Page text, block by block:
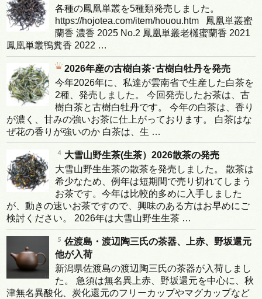
各種の鳳凰単叢を5種類発売しました。
https://hojotea.com/item/houou.htm 鳳凰単叢蜜
蘭香 濃香 2025 No.2 鳳凰単叢老欉蜜蘭香 2021
鳳凰単叢鴨糞香 2022 …
2026年産の古樹白茶･古樹白牡丹を発売
今年2026年に、私達が雲南省で生産した白茶を
2種、発売しました。 今回発売したお茶は、古
樹白茶と古樹白牡丹です。 今年の白茶は、香り
が濃く、甘みの強いお茶に仕上がっております。 白茶はな
ぜ花の香りが強いのか 白茶は、生 …
大雪山野生茶(生茶）2026散茶の発売
大雪山野生生茶の散茶を発売しました。 散茶は
希少なため、例年は短期間で売り切れてしまう
お茶です。今年は比較的多めに入手しました
が、動きの速いお茶ですので、興味のある方はお早めにご
検討ください。 2026年は大雪山野生生茶 …
佐渡島・渡辺陶三氏の茶器、上赤、野坂還元
他が入荷
新潟県佐渡島の渡辺陶三氏の茶器が入荷しまし
た。 急須は無名異上赤、野坂還元を中心に、秋
津無名異酸化、炭化還元のフリーカップやマグカップなど